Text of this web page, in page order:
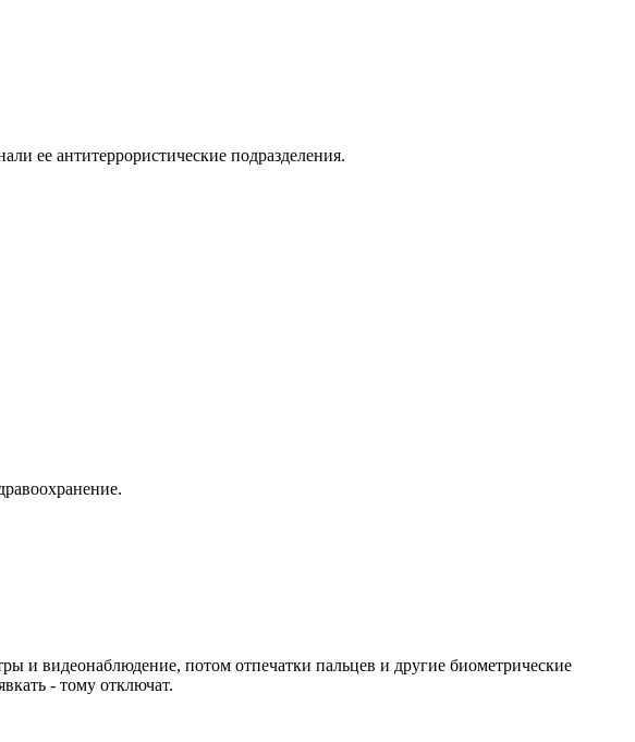
ее антитеррористические подразделения.
и видеонаблюдение, потом отпечатки пальцев и другие биометрические
- тому отключат.